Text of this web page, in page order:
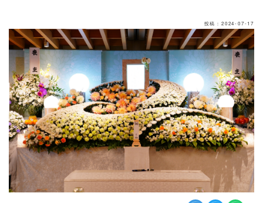
投稿：2024-07-17